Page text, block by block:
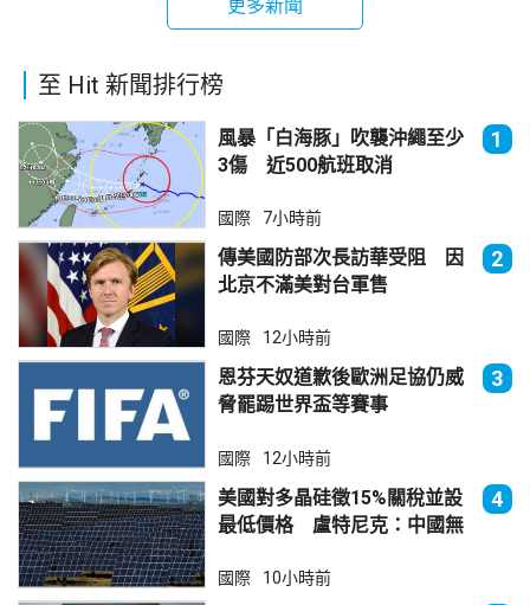
更多新聞
至 Hit 新聞排行榜
風暴「白海豚」吹襲沖繩至少
3傷 近500航班取消
1
國際 7小時前
傳美國防部次長訪華受阻 因
北京不滿美對台軍售
2
國際 12小時前
恩芬天奴道歉後歐洲足協仍威
脅罷踢世界盃等賽事
3
國際 12小時前
美國對多晶硅徵15%關稅並設
最低價格 盧特尼克：中國無
4
國際 10小時前